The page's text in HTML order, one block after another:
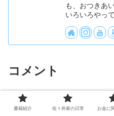
も、おつきあい
いろいろやっ
コメント
お気軽にコメントくだ
書籍紹介 佐々井家の日常 お金に